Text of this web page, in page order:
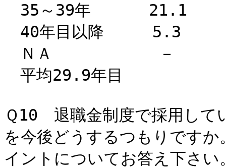
35～39年 21.1
40年目以降 5.3
ＮＡ －
平均29.9年目
Ｑ10 退職金制度で採用して
を今後どうするつもりです
イントについてお答え下さい